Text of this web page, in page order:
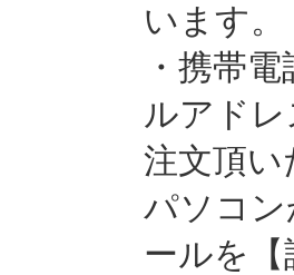
います。
・携帯
ルアド
注文頂い
パソコ
ールを【